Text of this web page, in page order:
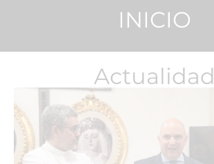
INICIO
Actualidad